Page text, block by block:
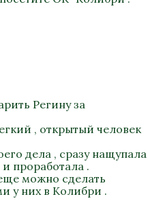
Регину за
, открытый человек
дела , сразу нащупала
проработала .
можно сделать
у них в Колибри .